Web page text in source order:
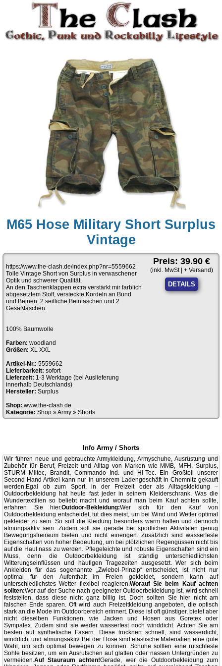
M65 Hose Military Short Surplus
Vintage
https://www.the-clash.de/index.php?nr=5559662
Tolle Vintage Short von Surplus in verwaschener
Optik und schwerer Qualität.
An den Taschenklappen extra verstärkt mir farblich
abgesetztem Stoff, versteckte Kordeln an Bund
und Beinen. 2 seitliche Beintaschen und 2
Gesäßtaschen.
100% Baumwolle
Farben: woodland
Größen: XL XXL
Artikel-Nr.: 5559662
Lieferbarkeit: sofort
Lieferzeit: 1-3 Werktage (bei Auslieferung
innerhalb Deutschlands)
Hersteller: Surplus
Shop: www.the-clash.de
Kategorie: Shop »Army » Shorts
Preis: 39.90 €
(inkl. MwSt | + Versand)
DETAILS
Info Army / Shorts
Wir führen neue und gebrauchte Armykleidung, Armyschuhe, Ausrüstung und
Zubehör für Beruf, Freizeit und Alltag von Marken wie MMB, MFH, Surplus,
STURM Miltec, Brandit, Commando Ind. und Hi-Tec. Ein Großteil unserer
Second Hand Artikel kann nur in unserem Ladengeschäft in Chemnitz gekauft
werden.Egal ob zum Sport, in der Freizeit oder als Alltagskleidung –
Outdoorbekleidung hat heute fast jeder in seinem Kleiderschrank. Was die
Wundertextilien so beliebt macht und worauf man beim Kauf achten sollte,
erfahren Sie hier.Outdoor-Bekleidung:Wer sich für den Kauf von
Outdoorbekleidung entscheidet, tut dies meist, um bei Wind und Wetter optimal
gekleidet zu sein. So soll die Kleidung besonders warm halten und dennoch
atmungsaktiv sein. Zudem soll sie gerade bei sportlichen Aktivitäten genug
Bewegungsfreiraum bieten und nicht einengen. Zusätzlich sind wasserfeste
Eigenschaften von hoher Bedeutung, um bei plötzlichen Regengüssen nicht bis
auf die Haut nass zu werden. Pflegeleichte und robuste Eigenschaften sind ein
Muss, denn die Outdoorbekleidung ist ständig unterschiedlichsten
Witterungseinflüssen und häufigen Tragezeiten ausgesetzt. Wer sich beim
Ankleiden für das sogenannte „Zwiebel-Prinzip“ entscheidet, ist nicht nur
optimal für den Aufenthalt im Freien gekleidet, sondern kann auf
unterschiedlichstes Wetter flexibel reagieren.Worauf Sie beim Kauf achten
sollten:Wer auf der Suche nach geeigneter Outdoorbekleidung ist, wird schnell
feststellen, dass diese nicht ganz billig ist. Doch sollten Sie hier nicht am
falschen Ende sparen. Oft wird auch Freizeitkleidung angeboten, die optisch
stark an die Mode im Outdoorbereich erinnert. Diese ist oft günstiger, bietet aber
nicht dieselben Funktionen, wie Jacken und Hosen aus Goretex oder
Sympatex. Zudem sind sie weder wasserfest noch winddicht. Achten Sie am
besten auf synthetische Fasern. Diese trocknen schnell, sind wasserdicht,
winddicht und atmungsaktiv. Bei der Hose sind elastische Materialien eine gute
Wahl, um sich optimal bewegen zu können. Schuhe sollten eine rutschfeste
Sohle besitzen, um ein Ausrutschen auf glatten oder nassen Untergründen zu
vermeiden.Auf Stauraum achten!Gerade, wer die Outdoorbekleidung zum